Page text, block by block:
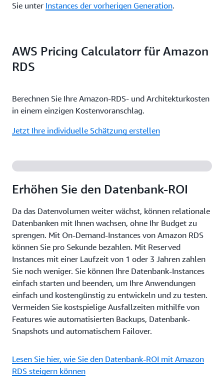
Sie unter Instances der vorherigen Generation.
AWS Pricing Calculatorr für Amazon
RDS
Berechnen Sie Ihre Amazon-RDS- und Architekturkosten
in einem einzigen Kostenvoranschlag.
Jetzt Ihre individuelle Schätzung erstellen
Erhöhen Sie den Datenbank-ROI
Da das Datenvolumen weiter wächst, können relationale
Datenbanken mit Ihnen wachsen, ohne Ihr Budget zu
sprengen. Mit On-Demand-Instances von Amazon RDS
können Sie pro Sekunde bezahlen. Mit Reserved
Instances mit einer Laufzeit von 1 oder 3 Jahren zahlen
Sie noch weniger. Sie können Ihre Datenbank-Instances
einfach starten und beenden, um Ihre Anwendungen
einfach und kostengünstig zu entwickeln und zu testen.
Vermeiden Sie kostspielige Ausfallzeiten mithilfe von
Features wie automatisierten Backups, Datenbank-
Snapshots und automatischem Failover.
Lesen Sie hier, wie Sie den Datenbank-ROI mit Amazon
RDS steigern können